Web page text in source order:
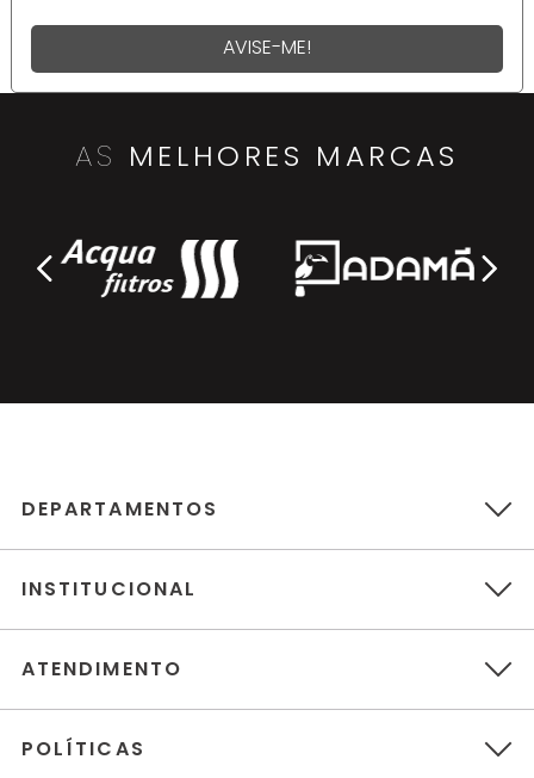
AVISE-ME!
AS MELHORES MARCAS
DEPARTAMENTOS
INSTITUCIONAL
ATENDIMENTO
POLÍTICAS